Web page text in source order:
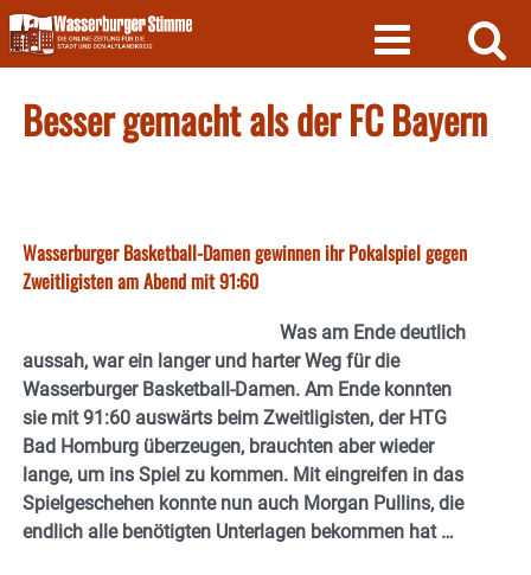
Skip
to
content
Besser gemacht als der FC Bayern
Wasserburger Basketball-Damen gewinnen ihr Pokalspiel gegen
Zweitligisten am Abend mit 91:60
Was am Ende deutlich
aussah, war ein langer und harter Weg für die
Wasserburger Basketball-Damen. Am Ende konnten
sie mit 91:60 auswärts beim Zweitligisten, der HTG
Bad Homburg überzeugen, brauchten aber wieder
lange, um ins Spiel zu kommen. Mit eingreifen in das
Spielgeschehen konnte nun auch Morgan Pullins, die
endlich alle benötigten Unterlagen bekommen hat …